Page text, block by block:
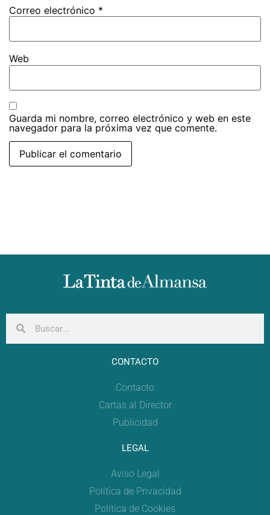
Correo electrónico *
Web
Guarda mi nombre, correo electrónico y web en este
navegador para la próxima vez que comente.
CONTACTO
Contacto
Cartas al Director
Publicidad
LEGAL
Aviso Legal
Política de Privacidad
Política de Cookies